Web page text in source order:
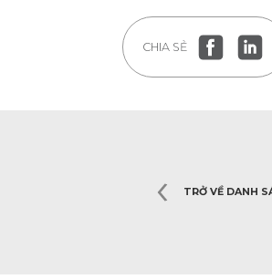
CHIA SẺ
TRỞ VỀ DANH